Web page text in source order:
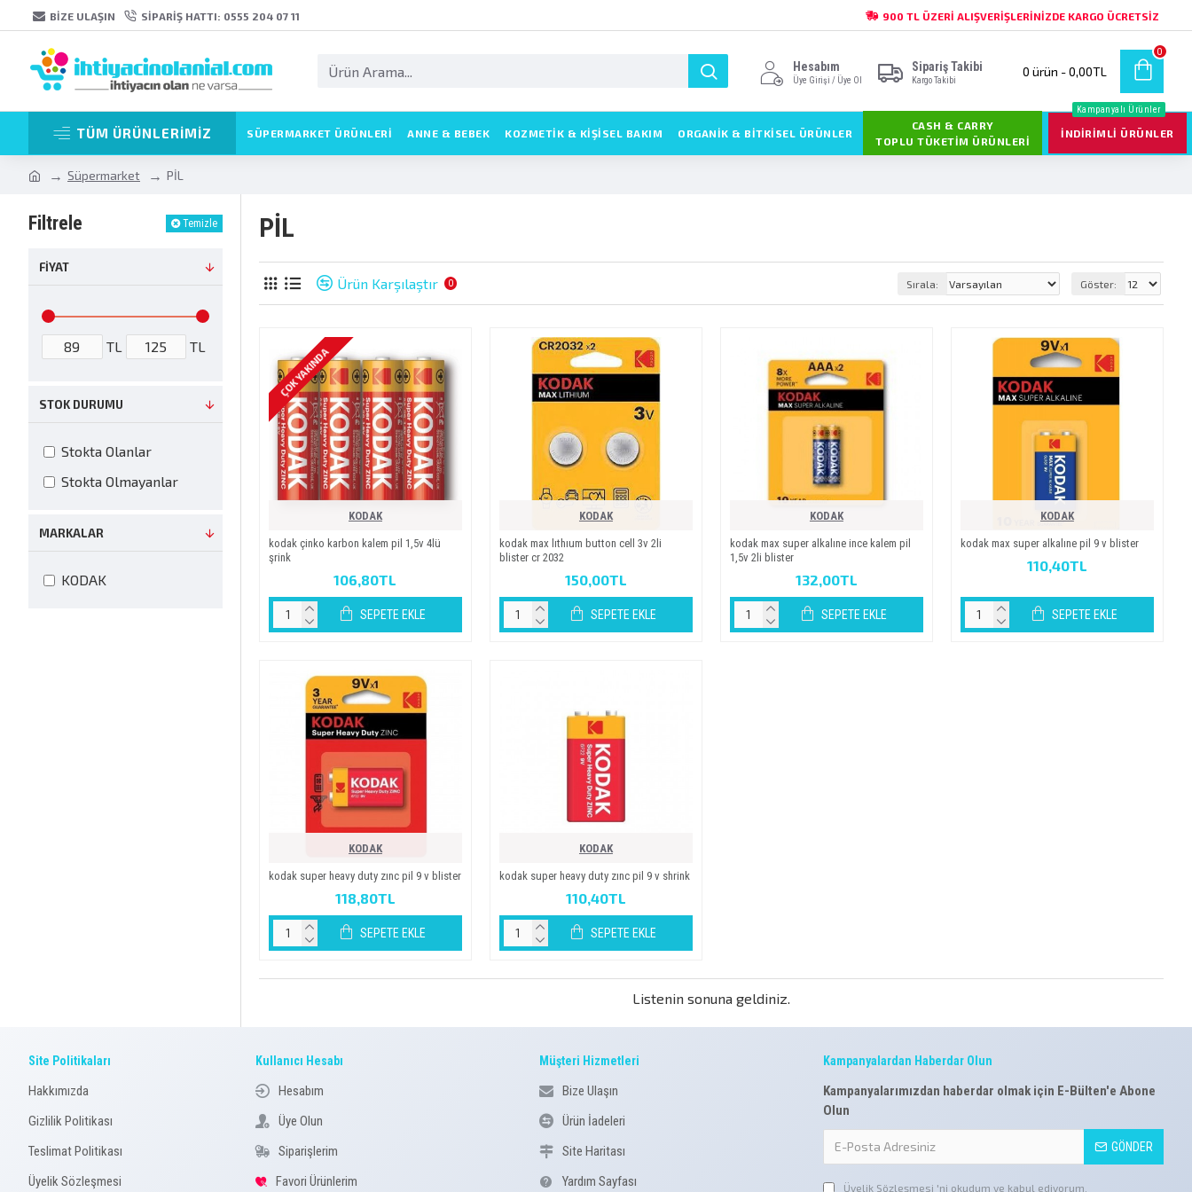
BIZE ULAŞIN SIPARIŞ HATTI: 0555 204 07 11 900 TL ÜZERI ALIŞVERIŞLERINIZDE KARGO ÜCRETSIZ
Hesabım
Üye Girişi / Üye Ol
Sipariş Takibi
Kargo Takibi
0 ürün - 0,00TL
0
TÜM ÜRÜNLERİMİZ SÜPERMARKET ÜRÜNLERI ANNE & BEBEK KOZMETIK & KIŞISEL BAKIM ORGANİK & BİTKİSEL ÜRÜNLER
CASH & CARRY
TOPLU TÜKETIM ÜRÜNLERI
İNDIRIMLI ÜRÜNLER
Kampanyalı Ürünler
Süpermarket PİL
Filtrele Temizle
FIYAT
TL TL
MARKALAR
KODAK
STOK DURUMU
Stokta Olanlar
Stokta Olmayanlar
PİL
Ürün Karşılaştır 0 Sırala: Göster:
ÇOK YAKINDA
KODAK
kodak çi̇nko karbon kalem pi̇l 1,5v 4lü
şri̇nk
106,80TL
SEPETE EKLE
KODAK
kodak max lithium button cell 3v 2li̇
bli̇ster cr 2032
150,00TL
SEPETE EKLE
KODAK
kodak max super alkaline i̇nce kalem pi̇l
1,5v 2li̇ bli̇ster
132,00TL
SEPETE EKLE
KODAK
kodak max super alkaline pi̇l 9 v bli̇ster
110,40TL
SEPETE EKLE
KODAK
kodak super heavy duty zinc pi̇l 9 v bli̇ster
118,80TL
SEPETE EKLE
KODAK
kodak super heavy duty zinc pi̇l 9 v shri̇nk
110,40TL
SEPETE EKLE
Listenin sonuna geldiniz.
Site Politikaları
Hakkımızda
Gizlilik Politikası
Teslimat Politikası
Üyelik Sözleşmesi
Kullanıcı Hesabı
Hesabım
Üye Olun
Siparişlerim
Favori Ürünlerim
Müşteri Hizmetleri
Bize Ulaşın
Ürün İadeleri
Site Haritası
Yardım Sayfası
Kampanyalardan Haberdar Olun
Kampanyalarımızdan haberdar olmak için E-Bülten'e Abone
Olun
GÖNDER
Üyelik Sözleşmesi 'ni okudum ve kabul ediyorum.